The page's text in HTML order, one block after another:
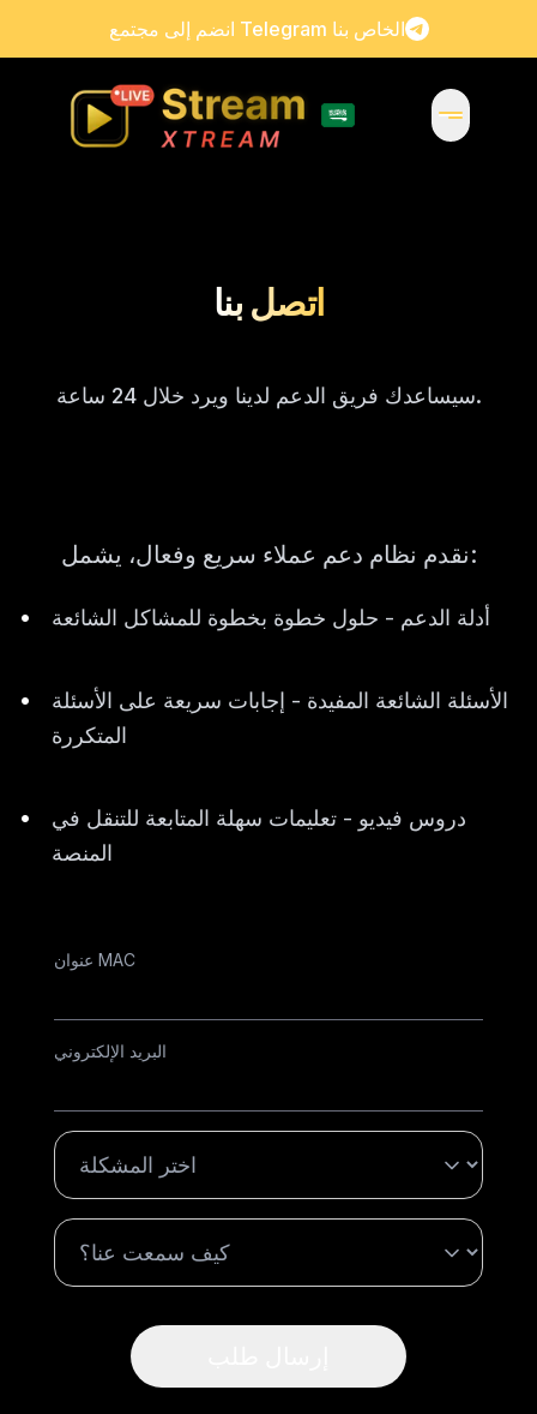
انضم إلى مجتمع Telegram الخاص بنا
اتصل بنا
سيساعدك فريق الدعم لدينا ويرد خلال 24 ساعة.
نقدم نظام دعم عملاء سريع وفعال، يشمل:
• أدلة الدعم - حلول خطوة بخطوة للمشاكل الشائعة
•
الأسئلة الشائعة المفيدة - إجابات سريعة على الأسئلة
المتكررة
•
دروس فيديو - تعليمات سهلة المتابعة للتنقل في
المنصة
عنوان MAC
البريد الإلكتروني